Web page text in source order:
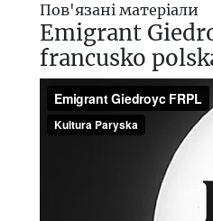
Пов'язані матеріали
Emigrant
francusko